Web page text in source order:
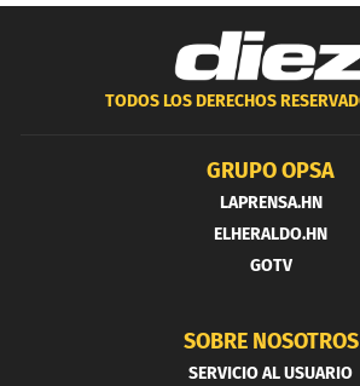
TODOS LOS DERECHOS
GRUPO OPSA
LAPRENSA.HN
ELHERALDO.HN
GOTV
SOBRE NOSOTROS
SERVICIO AL USUARIO